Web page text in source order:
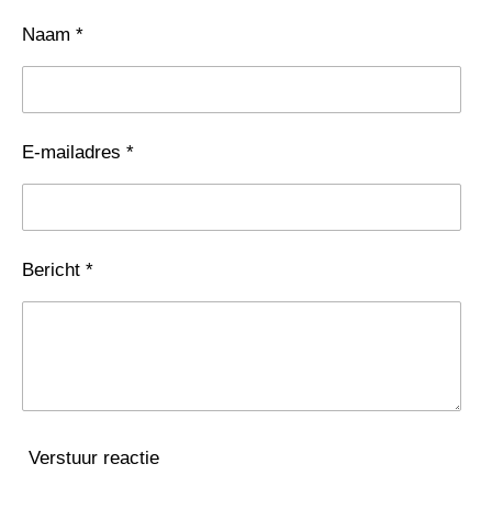
Naam *
E-mailadres *
Bericht *
Verstuur reactie